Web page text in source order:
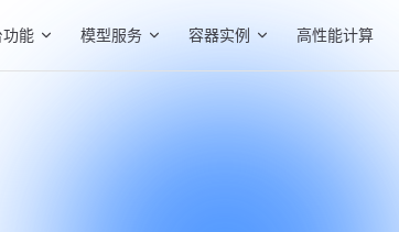
能 模型服务 容器实例 高性能计算